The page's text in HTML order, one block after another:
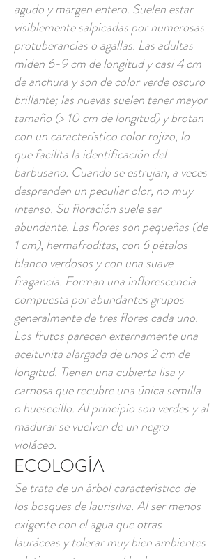
agudo y margen entero. Suelen estar
visiblemente salpicadas por numerosas
protuberancias o agallas. Las adultas
miden 6-9 cm de longitud y casi 4 cm
de anchura y son de color verde oscuro
brillante; las nuevas suelen tener mayor
tamaño (> 10 cm de longitud) y brotan
con un característico color rojizo, lo
que facilita la identificación del
barbusano. Cuando se estrujan, a veces
desprenden un peculiar olor, no muy
intenso. Su floración suele ser
abundante. Las flores son pequeñas (de
1 cm), hermafroditas, con 6 pétalos
blanco verdosos y con una suave
fragancia. Forman una inflorescencia
compuesta por abundantes grupos
generalmente de tres flores cada uno.
Los frutos parecen externamente una
aceitunita alargada de unos 2 cm de
longitud. Tienen una cubierta lisa y
carnosa que recubre una única semilla
o huesecillo. Al principio son verdes y al
madurar se vuelven de un negro
violáceo.
ECOLOGÍA
Se trata de un árbol característico de
los bosques de laurisilva. Al ser menos
exigente con el agua que otras
lauráceas y tolerar muy bien ambientes